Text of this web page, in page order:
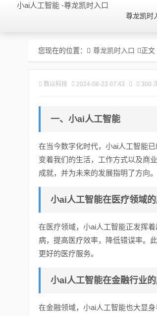
小ai人工智能 -尊龙凯时入口
尊龙凯时
您现在的位置： 尊龙凯时入口 正文
数以科技 2024-08-23 07:43 300
一、小ai人工智能
在当今数字化时代，小ai人工智能
变着我们的生活，工作方式以及商
成就，并为未来的发展指明了方向。
小ai人工智能在医疗领域的
在医疗领域，小ai人工智能正发挥
病，提高医疗效率，降低错误率。
更好的医疗服务。
小ai人工智能在金融行业的
在金融领域，小ai人工智能也大显